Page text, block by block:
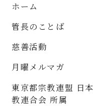
ホーム
管長のことば
慈善活動
月曜メルマガ
東京都宗教連盟 日
教連合会 所属